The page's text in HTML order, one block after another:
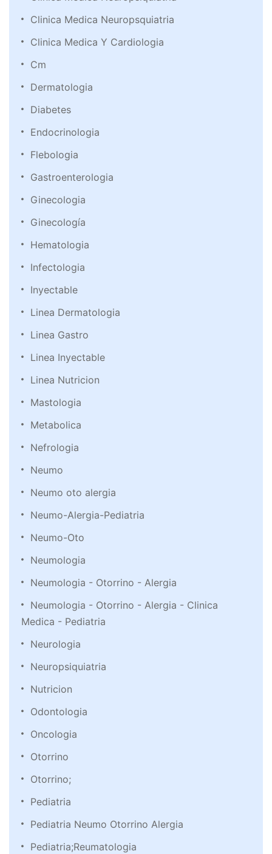
Clinica Medica Neuropsquiatria
Clinica Medica Y Cardiologia
Cm
Dermatologia
Diabetes
Endocrinologia
Flebologia
Gastroenterologia
Ginecologia
Ginecología
Hematologia
Infectologia
Inyectable
Linea Dermatologia
Linea Gastro
Linea Inyectable
Linea Nutricion
Mastologia
Metabolica
Nefrologia
Neumo
Neumo oto alergia
Neumo-Alergia-Pediatria
Neumo-Oto
Neumologia
Neumologia - Otorrino - Alergia
Neumologia - Otorrino - Alergia - Clinica
Medica - Pediatria
Neurologia
Neuropsiquiatria
Nutricion
Odontologia
Oncologia
Otorrino
Otorrino;
Pediatria
Pediatria Neumo Otorrino Alergia
Pediatria;Reumatologia